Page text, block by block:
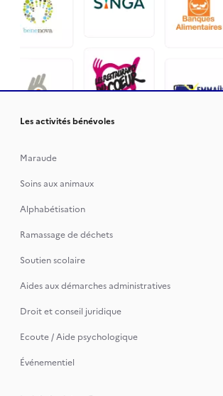
Les activités bénévoles
Maraude
Soins aux animaux
Alphabétisation
Ramassage de déchets
Soutien scolaire
Aides aux démarches administratives
Droit et conseil juridique
Ecoute / Aide psychologique
Événementiel